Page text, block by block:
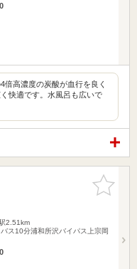
倍高濃度の炭酸が血行を良く
快適です。水風呂も広いで
お気に入
りに追加
2.51km
ス10分浦和所沢バイパス上宗岡